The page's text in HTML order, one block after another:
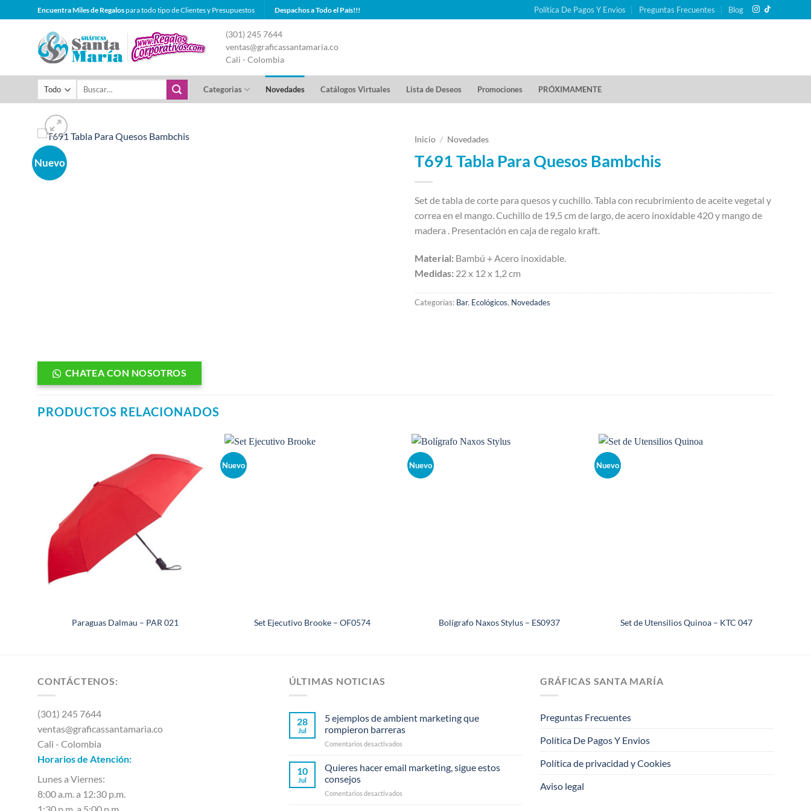
al
contenido
Encuentra Miles de Regalospara todo tipo de Clientes y Presupuestos Despachos a Todo el País!!! Política De Pagos Y Envios Preguntas Frecuentes Blog
(301) 245 7644
ventas@graficassantamaria.co
Cali - Colombia
Buscar
Categorias Novedades Catálogos Virtuales Lista de Deseos Promociones PRÓXIMAMENTE
Nuevo
Inicio / Novedades
T691 Tabla Para Quesos Bambchis
Set de tabla de corte para quesos y cuchillo. Tabla con recubrimiento de aceite vegetal y
correa en el mango. Cuchillo de 19,5 cm de largo, de acero inoxidable 420 y mango de
madera . Presentación en caja de regalo kraft.
Material: Bambú + Acero inoxidable.
Medidas: 22 x 12 x 1,2 cm
Categorías: Bar, Ecológicos, Novedades
CHATEA CON NOSOTROS
PRODUCTOS RELACIONADOS
Paraguas Dalmau – PAR 021
Nuevo
Set Ejecutivo Brooke – OF0574
Nuevo
Bolígrafo Naxos Stylus – ES0937
Nuevo
Set de Utensilios Quinoa – KTC 047
CONTÁCTENOS:
(301) 245 7644
ventas@graficassantamaria.co
Cali - Colombia
Horarios de Atención:
Lunes a Viernes:
8:00 a.m. a 12:30 p.m.
ÚLTIMAS NOTICIAS
28
Jul
5 ejemplos de ambient marketing que
rompieron barreras
Comentarios desactivadosen
ejemplos
marketing
10
Jul
Quieres hacer email marketing, sigue estos
consejos
Comentarios desactivadosen
GRÁFICAS SANTA MARÍA
Preguntas Frecuentes
Política De Pagos Y Envios
Política de privacidad y Cookies
Aviso legal